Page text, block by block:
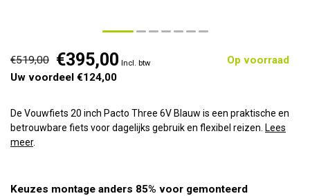
€519,00 €395,00 Incl. btw
Op voorraad
Uw voordeel €124,00
De Vouwfiets 20 inch Pacto Three 6V Blauw is een praktische en
betrouwbare fiets voor dagelijks gebruik en flexibel reizen. Lees
meer.
Keuzes montage anders 85% voor gemonteerd